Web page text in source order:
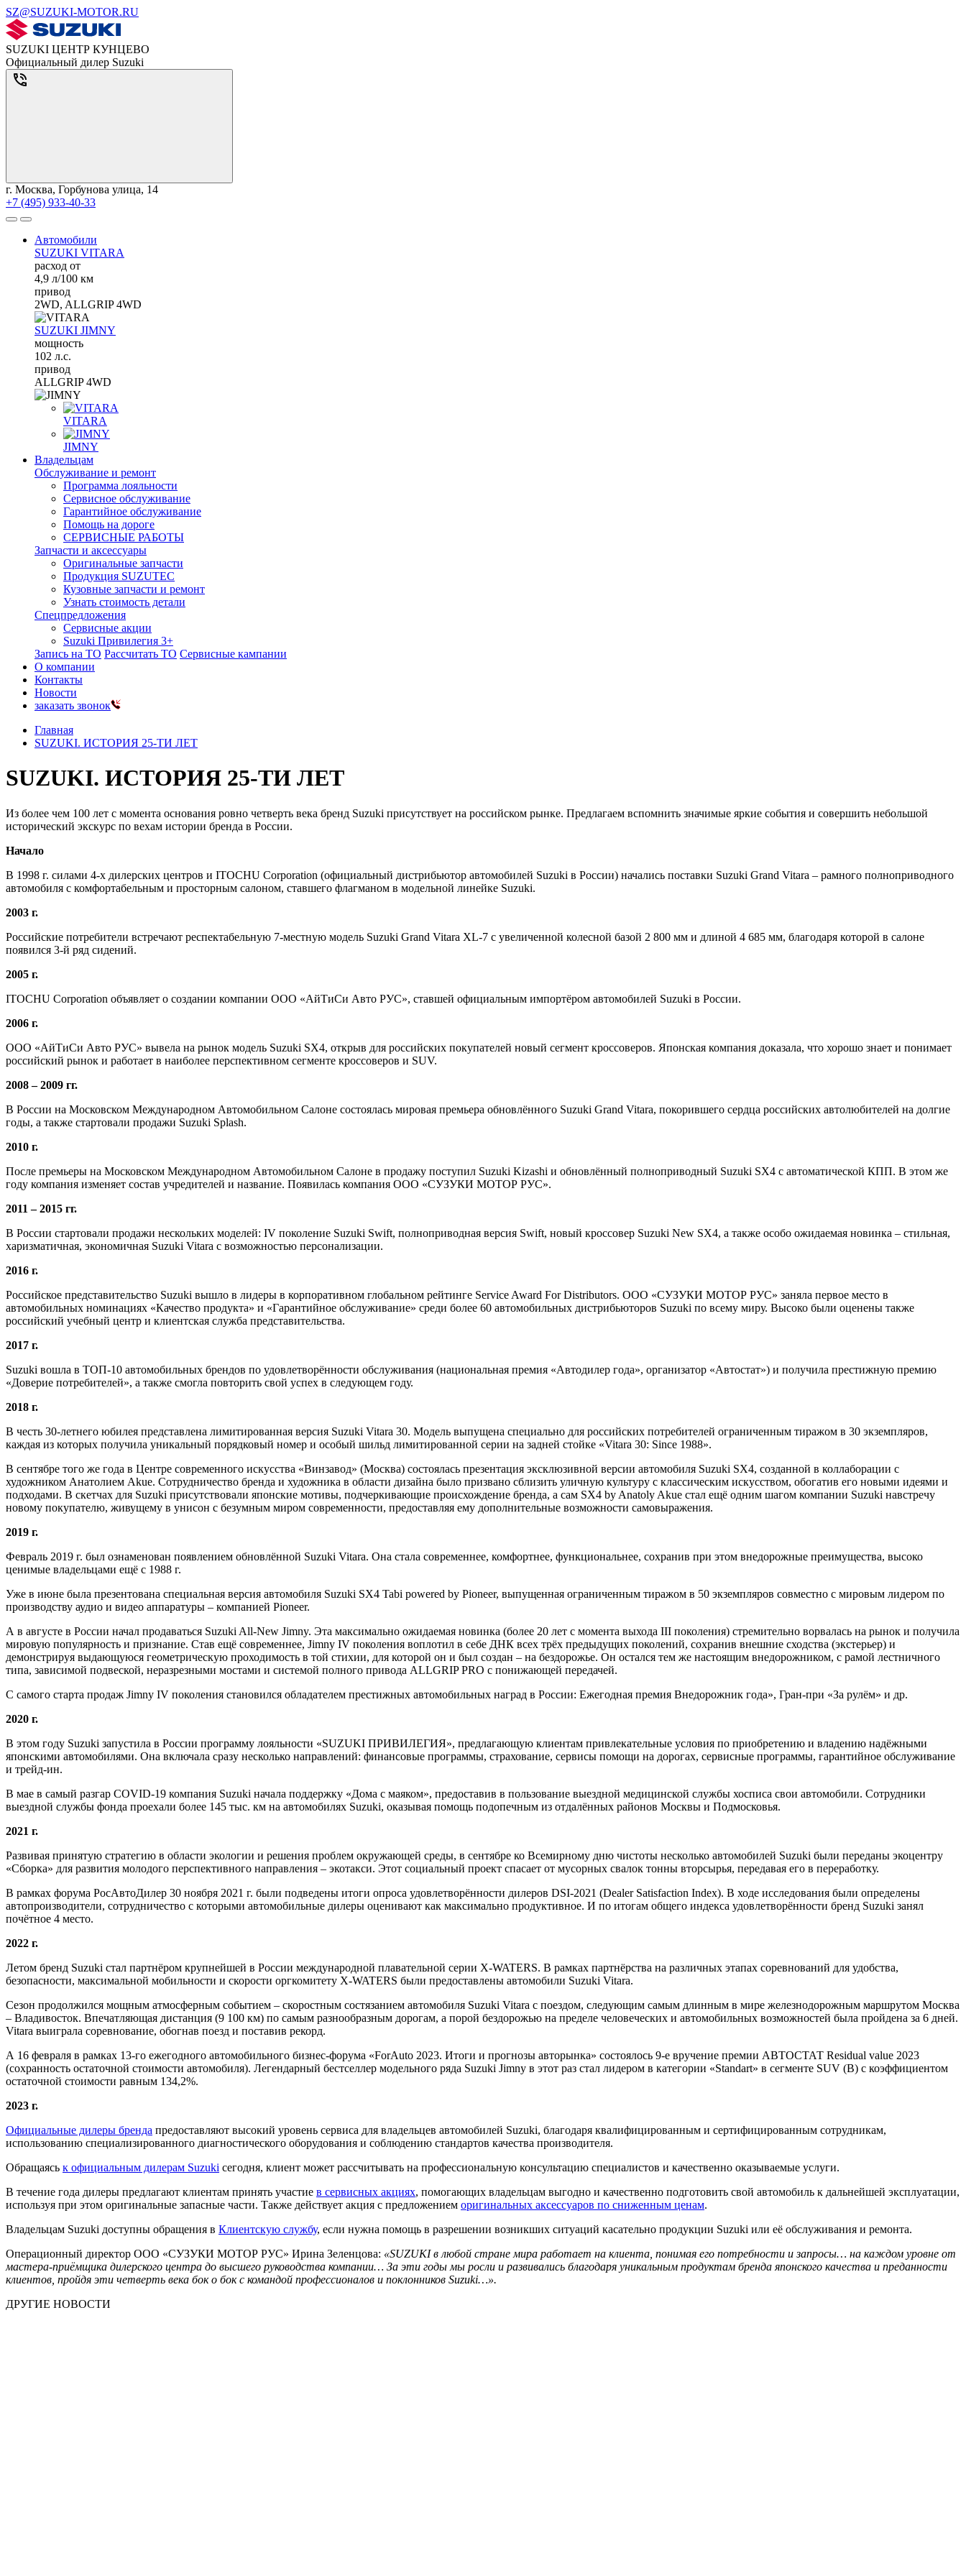
SZ@SUZUKI-MOTOR.RU
SUZUKI ЦЕНТР КУНЦЕВО
Официальный дилер Suzuki
г. Москва, Горбунова улица, 14
+7 (495) 933-40-33
Автомобили
SUZUKI VITARA
расход от
4,9 л/100 км
привод
2WD, ALLGRIP 4WD
SUZUKI JIMNY
мощность
102 л.с.
привод
ALLGRIP 4WD
VITARA
JIMNY
Владельцам
Обслуживание и ремонт
Программа лояльности
Сервисное обслуживание
Гарантийное обслуживание
Помощь на дороге
СЕРВИСНЫЕ РАБОТЫ
Запчасти и аксессуары
Оригинальные запчасти
Продукция SUZUTEC
Кузовные запчасти и ремонт
Узнать стоимость детали
Спецпредложения
Сервисные акции
Suzuki Привилегия 3+
Запись на ТО Рассчитать ТО Сервисные кампании
О компании
Контакты
Новости
заказать звонок
Главная
SUZUKI. ИСТОРИЯ 25-ТИ ЛЕТ
SUZUKI. ИСТОРИЯ 25-ТИ ЛЕТ
Из более чем 100 лет с момента основания ровно четверть века бренд Suzuki присутствует на российском рынке. Предлагаем вспомнить значимые яркие события и совершить небольшой
исторический экскурс по вехам истории бренда в России.
Начало
В 1998 г. силами 4-х дилерских центров и ITOCHU Corporation (официальный дистрибьютор автомобилей Suzuki в России) начались поставки Suzuki Grand Vitara – рамного полноприводного
автомобиля с комфортабельным и просторным салоном, ставшего флагманом в модельной линейке Suzuki.
2003 г.
Российские потребители встречают респектабельную 7-местную модель Suzuki Grand Vitara XL-7 с увеличенной колесной базой 2 800 мм и длиной 4 685 мм, благодаря которой в салоне
появился 3-й ряд сидений.
2005 г.
ITOCHU Corporation объявляет о создании компании ООО «АйТиСи Авто РУС», ставшей официальным импортёром автомобилей Suzuki в России.
2006 г.
ООО «АйТиСи Авто РУС» вывела на рынок модель Suzuki SX4, открыв для российских покупателей новый сегмент кроссоверов. Японская компания доказала, что хорошо знает и понимает
российский рынок и работает в наиболее перспективном сегменте кроссоверов и SUV.
2008 – 2009 гг.
В России на Московском Международном Автомобильном Салоне состоялась мировая премьера обновлённого Suzuki Grand Vitara, покорившего сердца российских автолюбителей на долгие
годы, а также стартовали продажи Suzuki Splash.
2010 г.
После премьеры на Московском Международном Автомобильном Салоне в продажу поступил Suzuki Kizashi и обновлённый полноприводный Suzuki SX4 с автоматической КПП. В этом же
году компания изменяет состав учредителей и название. Появилась компания ООО «СУЗУКИ МОТОР РУС».
2011 – 2015 гг.
В России стартовали продажи нескольких моделей: IV поколение Suzuki Swift, полноприводная версия Swift, новый кроссовер Suzuki New SX4, а также особо ожидаемая новинка – стильная,
харизматичная, экономичная Suzuki Vitara с возможностью персонализации.
2016 г.
Российское представительство Suzuki вышло в лидеры в корпоративном глобальном рейтинге Service Award For Distributors. ООО «СУЗУКИ МОТОР РУС» заняла первое место в
автомобильных номинациях «Качество продукта» и «Гарантийное обслуживание» среди более 60 автомобильных дистрибьюторов Suzuki по всему миру. Высоко были оценены также
российский учебный центр и клиентская служба представительства.
2017 г.
Suzuki вошла в ТОП-10 автомобильных брендов по удовлетворённости обслуживания (национальная премия «Автодилер года», организатор «Автостат») и получила престижную премию
«Доверие потребителей», а также смогла повторить свой успех в следующем году.
2018 г.
В честь 30-летнего юбилея представлена лимитированная версия Suzuki Vitara 30. Модель выпущена специально для российских потребителей ограниченным тиражом в 30 экземпляров,
каждая из которых получила уникальный порядковый номер и особый шильд лимитированной серии на задней стойке «Vitara 30: Since 1988».
В сентябре того же года в Центре современного искусства «Винзавод» (Москва) состоялась презентация эксклюзивной версии автомобиля Suzuki SX4, созданной в коллаборации с
художником Анатолием Akue. Сотрудничество бренда и художника в области дизайна было призвано сблизить уличную культуру с классическим искусством, обогатив его новыми идеями и
подходами. В скетчах для Suzuki присутствовали японские мотивы, подчеркивающие происхождение бренда, а сам SX4 by Anatoly Akue стал ещё одним шагом компании Suzuki навстречу
новому покупателю, живущему в унисон с безумным миром современности, предоставляя ему дополнительные возможности самовыражения.
2019 г.
Февраль 2019 г. был ознаменован появлением обновлённой Suzuki Vitara. Она стала современнее, комфортнее, функциональнее, сохранив при этом внедорожные преимущества, высоко
ценимые владельцами ещё с 1988 г.
Уже в июне была презентована специальная версия автомобиля Suzuki SX4 Tabi powered by Pioneer, выпущенная ограниченным тиражом в 50 экземпляров совместно с мировым лидером по
производству аудио и видео аппаратуры – компанией Pioneer.
А в августе в России начал продаваться Suzuki All-New Jimny. Эта максимально ожидаемая новинка (более 20 лет с момента выхода III поколения) стремительно ворвалась на рынок и получила
мировую популярность и признание. Став ещё современнее, Jimny IV поколения воплотил в себе ДНК всех трёх предыдущих поколений, сохранив внешние сходства (экстерьер) и
демонстрируя выдающуюся геометрическую проходимость в той стихии, для которой он и был создан – на бездорожье. Он остался тем же настоящим внедорожником, с рамой лестничного
типа, зависимой подвеской, неразрезными мостами и системой полного привода ALLGRIP PRO с понижающей передачей.
С самого старта продаж Jimny IV поколения становился обладателем престижных автомобильных наград в России: Ежегодная премия Внедорожник года», Гран-при «За рулём» и др.
2020 г.
В этом году Suzuki запустила в России программу лояльности «SUZUKI ПРИВИЛЕГИЯ», предлагающую клиентам привлекательные условия по приобретению и владению надёжными
японскими автомобилями. Она включала сразу несколько направлений: финансовые программы, страхование, сервисы помощи на дорогах, сервисные программы, гарантийное обслуживание
и трейд-ин.
В мае в самый разгар COVID-19 компания Suzuki начала поддержку «Дома с маяком», предоставив в пользование выездной медицинской службы хосписа свои автомобили. Сотрудники
выездной службы фонда проехали более 145 тыс. км на автомобилях Suzuki, оказывая помощь подопечным из отдалённых районов Москвы и Подмосковья.
2021 г.
Развивая принятую стратегию в области экологии и решения проблем окружающей среды, в сентябре ко Всемирному дню чистоты несколько автомобилей Suzuki были переданы экоцентру
«Сборка» для развития молодого перспективного направления – экотакси. Этот социальный проект спасает от мусорных свалок тонны вторсырья, передавая его в переработку.
В рамках форума РосАвтоДилер 30 ноября 2021 г. были подведены итоги опроса удовлетворённости дилеров DSI-2021 (Dealer Satisfaction Index). В ходе исследования были определены
автопроизводители, сотрудничество с которыми автомобильные дилеры оценивают как максимально продуктивное. И по итогам общего индекса удовлетворённости бренд Suzuki занял
почётное 4 место.
2022 г.
Летом бренд Suzuki стал партнёром крупнейшей в России международной плавательной серии X-WATERS. В рамках партнёрства на различных этапах соревнований для удобства,
безопасности, максимальной мобильности и скорости оргкомитету X-WATERS были предоставлены автомобили Suzuki Vitara.
Сезон продолжился мощным атмосферным событием – скоростным состязанием автомобиля Suzuki Vitara с поездом, следующим самым длинным в мире железнодорожным маршрутом Москва
– Владивосток. Впечатляющая дистанция (9 100 км) по самым разнообразным дорогам, а порой бездорожью на пределе человеческих и автомобильных возможностей была пройдена за 6 дней.
Vitara выиграла соревнование, обогнав поезд и поставив рекорд.
А 16 февраля в рамках 13-го ежегодного автомобильного бизнес-форума «ForAuto 2023. Итоги и прогнозы авторынка» состоялось 9-е вручение премии АВТОСТАТ Residual value 2023
(сохранность остаточной стоимости автомобиля). Легендарный бестселлер модельного ряда Suzuki Jimny в этот раз стал лидером в категории «Standart» в сегменте SUV (B) с коэффициентом
остаточной стоимости равным 134,2%.
2023 г.
Официальные дилеры бренда предоставляют высокий уровень сервиса для владельцев автомобилей Suzuki, благодаря квалифицированным и сертифицированным сотрудникам,
использованию специализированного диагностического оборудования и соблюдению стандартов качества производителя.
Обращаясь к официальным дилерам Suzuki сегодня, клиент может рассчитывать на профессиональную консультацию специалистов и качественно оказываемые услуги.
В течение года дилеры предлагают клиентам принять участие в сервисных акциях, помогающих владельцам выгодно и качественно подготовить свой автомобиль к дальнейшей эксплуатации,
используя при этом оригинальные запасные части. Также действует акция с предложением оригинальных аксессуаров по сниженным ценам.
Владельцам Suzuki доступны обращения в Клиентскую службу, если нужна помощь в разрешении возникших ситуаций касательно продукции Suzuki или её обслуживания и ремонта.
Операционный директор ООО «СУЗУКИ МОТОР РУС» Ирина Зеленцова: «SUZUKI в любой стране мира работает на клиента, понимая его потребности и запросы… на каждом уровне от
мастера-приёмщика дилерского центра до высшего руководства компании… За эти годы мы росли и развивались благодаря уникальным продуктам бренда японского качества и преданности
клиентов, пройдя эти четверть века бок о бок с командой профессионалов и поклонников Suzuki…».
ДРУГИЕ НОВОСТИ